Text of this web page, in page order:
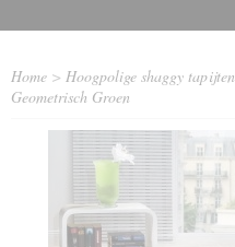
Home > Hoogpolige shaggy tapijten
Geometrisch Groen